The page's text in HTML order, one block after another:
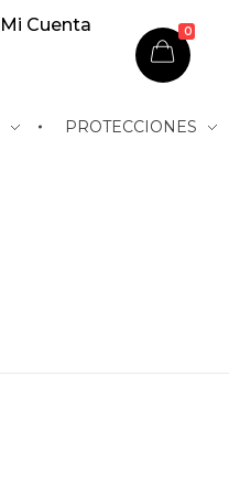
Mi Cuenta 0
PROTECCIONES